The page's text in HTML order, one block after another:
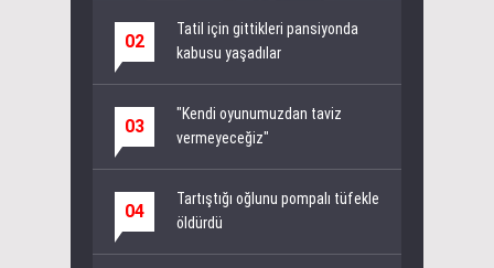
02
Tatil için gittikleri pansiyonda
kabusu yaşadılar
03
"Kendi oyunumuzdan taviz
vermeyeceğiz"
04
Tartıştığı oğlunu pompalı tüfekle
öldürdü